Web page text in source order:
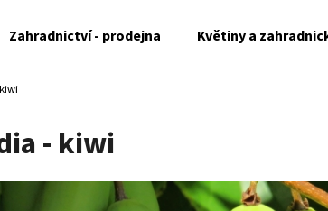
Zahradnictví - prodejna Květiny a
- kiwi
najít?